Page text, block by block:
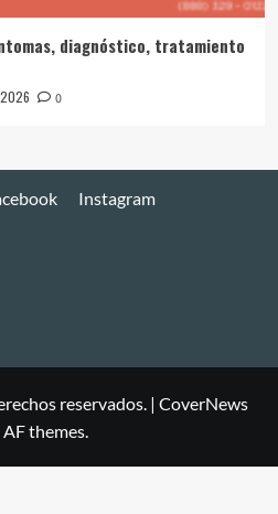
diagnóstico, tratamiento
0
Instagram
reservados. | CoverNews
themes.